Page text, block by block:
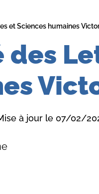
et Sciences humaines
des
à jour le 07/02/